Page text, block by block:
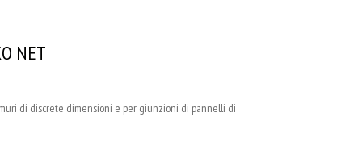
NET
di discrete dimensioni e per giunzioni di pannelli di